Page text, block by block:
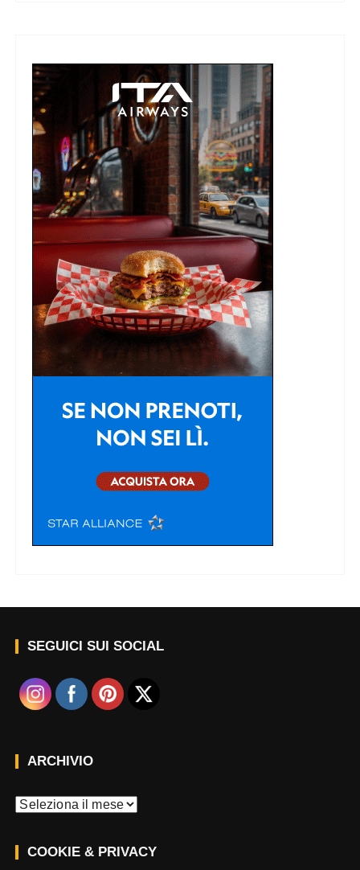
SEGUICI SUI SOCIAL
ARCHIVIO
A
c
h
COOKIE & PRIVACY